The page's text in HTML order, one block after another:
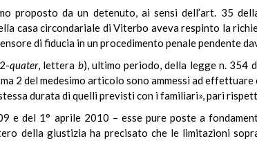
proposto da un detenuto, ai sensi dell’art. 35
casa circondariale di Viterbo aveva respinto la
di fiducia in un procedimento penale pendente
quater, lettera b), ultimo periodo, della legge n. 354
2 del medesimo articolo sono ammessi ad effettuare
durata di quelli previsti con i familiari», pari
e del 1° aprile 2010 – esse pure poste a
della giustizia ha precisato che le limitazioni